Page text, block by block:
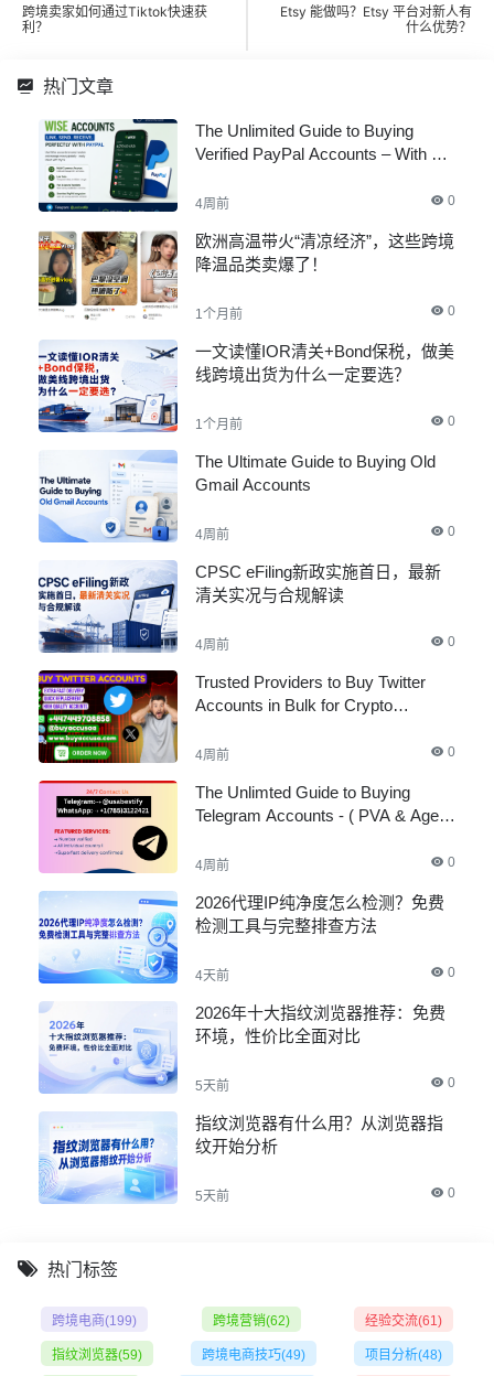
跨境卖家如何通过Tiktok快速获
利？
Etsy 能做吗？Etsy 平台对新人有
什么优势？
热门文章
The Unlimited Guide to Buying
Verified PayPal Accounts – With All
4周前 0
欧洲高温带火“清凉经济”，这些跨境
降温品类卖爆了！
1个月前 0
一文读懂IOR清关+Bond保税，做美
线跨境出货为什么一定要选？
1个月前 0
The Ultimate Guide to Buying Old
Gmail Accounts
4周前 0
CPSC eFiling新政实施首日，最新
清关实况与合规解读
4周前 0
Trusted Providers to Buy Twitter
Accounts in Bulk for Crypto
4周前 0
The Unlimted Guide to Buying
Telegram Accounts - ( PVA & Aged
4周前 0
2026代理IP纯净度怎么检测？免费
检测工具与完整排查方法
4天前 0
2026年十大指纹浏览器推荐：免费
环境，性价比全面对比
5天前 0
指纹浏览器有什么用？从浏览器指
纹开始分析
5天前 0
热门标签
跨境电商(199) 跨境营销(62) 经验交流(61)
指纹浏览器(59) 跨境电商技巧(49) 项目分析(48)